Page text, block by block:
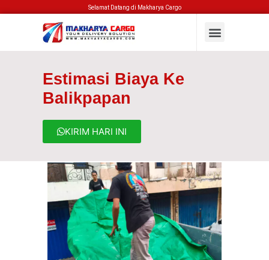
Selamat Datang di Makharya Cargo
Estimasi Biaya Ke
Balikpapan
KIRIM HARI INI